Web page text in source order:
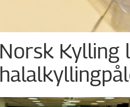
Norsk Kylling